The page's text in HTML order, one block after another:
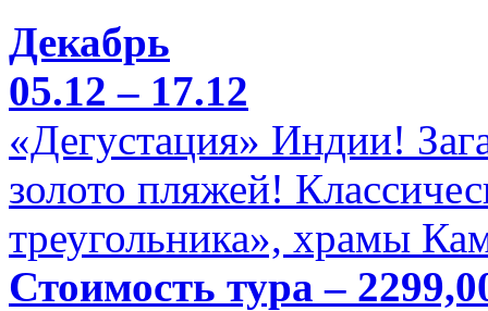
Декабрь
05.12 – 17.12
«Дегустация» Индии!
золото пляжей!
треугольника», храмы
Стоимость тура –